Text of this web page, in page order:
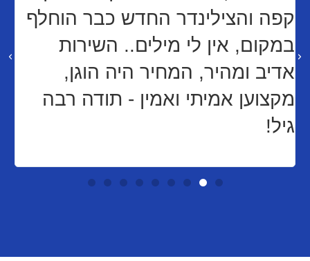
קפה והצילינדר החדש כבר הוחלף
במקום, אין לי מילים.. השירות
אדיב ומהיר, המחיר היה הוגן,
מקצוען אמיתי ואמין - תודה רבה
גיל!